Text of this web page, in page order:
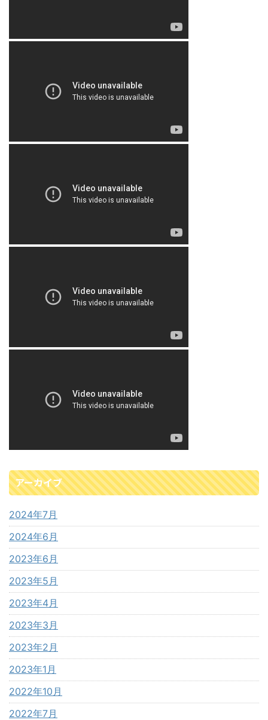
アーカイブ
2024年7月
2024年6月
2023年6月
2023年5月
2023年4月
2023年3月
2023年2月
2023年1月
2022年10月
2022年7月